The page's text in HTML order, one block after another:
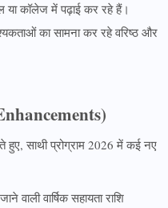
या कॉलेज में पढ़ाई कर रहे हैं।
का सामना कर रहे वरिष्ठ और
हुए, साथी प्रोग्राम 2026 में कई नए
वाली वार्षिक सहायता राशि